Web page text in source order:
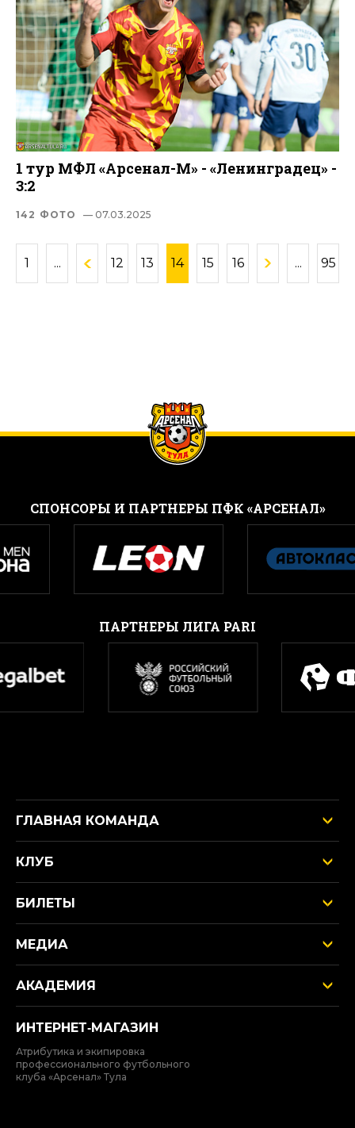
1 тур МФЛ «Арсенал-М» - «Ленинградец» -
3:2
142 ФОТО — 07.03.2025
1 ... 12 13 14 15 16 ... 95
CПОНСОРЫ И ПАРТНЕРЫ ПФК «АРСЕНАЛ»
ПАРТНЕРЫ ЛИГА PARI
ГЛАВНАЯ КОМАНДА
КЛУБ
БИЛЕТЫ
МЕДИА
АКАДЕМИЯ
ИНТЕРНЕТ‑МАГАЗИН
Атрибутика и экипировка
профессионального футбольного
клуба «Арсенал» Тула